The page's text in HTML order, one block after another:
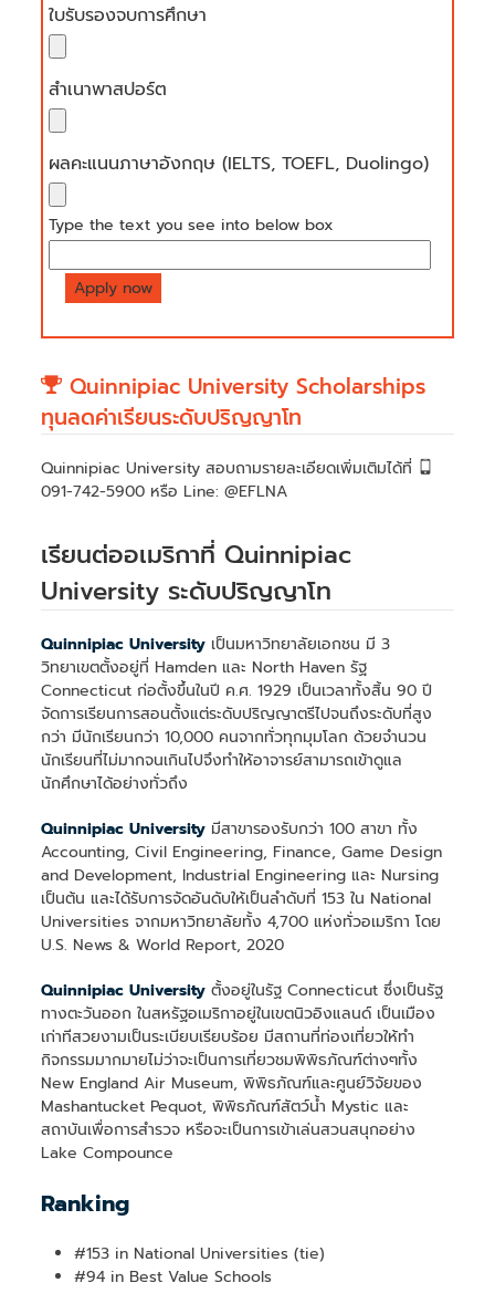
ใบรับรองจบการศึกษา
สำเนาพาสปอร์ต
ผลคะแนนภาษาอังกฤษ (IELTS, TOEFL, Duolingo)
Type the text you see into below box
Quinnipiac University Scholarships
ทุนลดค่าเรียนระดับปริญญาโท
Quinnipiac University สอบถามรายละเอียดเพิ่มเติมได้ที่
091-742-5900 หรือ Line: @EFLNA
เรียนต่ออเมริกาที่ Quinnipiac
University ระดับปริญญาโท
Quinnipiac University เป็นมหาวิทยาลัยเอกชน มี 3
วิทยาเขตตั้งอยู่ที่ Hamden และ North Haven รัฐ
Connecticut ก่อตั้งขึ้นในปี ค.ศ. 1929 เป็นเวลาทั้งสิ้น 90 ปี
จัดการเรียนการสอนตั้งแต่ระดับปริญญาตรีไปจนถึงระดับที่สูง
กว่า มีนักเรียนกว่า 10,000 คนจากทั่วทุกมุมโลก ด้วยจำนวน
นักเรียนที่ไม่มากจนเกินไปจึงทำให้อาจารย์สามารถเข้าดูแล
นักศึกษาได้อย่างทั่วถึง
Quinnipiac University มีสาขารองรับกว่า 100 สาขา ทั้ง
Accounting, Civil Engineering, Finance, Game Design
and Development, Industrial Engineering และ Nursing
เป็นต้น และได้รับการจัดอันดับให้เป็นลำดับที่ 153 ใน National
Universities จากมหาวิทยาลัยทั้ง 4,700 แห่งทั่วอเมริกา โดย
U.S. News & World Report, 2020
Quinnipiac University ตั้งอยู่ในรัฐ Connecticut ซึ่งเป็นรัฐ
ทางตะวันออก ในสหรัฐอเมริกาอยู่ในเขตนิวอิงแลนด์ เป็นเมือง
เก่าทีสวยงามเป็นระเบียบเรียบร้อย มีสถานที่ท่องเที่ยวให้ทำ
กิจกรรมมากมายไม่ว่าจะเป็นการเที่ยวชมพิพิธภัณฑ์ต่างๆทั้ง
New England Air Museum, พิพิธภัณฑ์และศูนย์วิจัยของ
Mashantucket Pequot, พิพิธภัณฑ์สัตว์น้ำ Mystic และ
สถาบันเพื่อการสำรวจ หรือจะเป็นการเข้าเล่นสวนสนุกอย่าง
Lake Compounce
Ranking
#153 in National Universities (tie)
#94 in Best Value Schools